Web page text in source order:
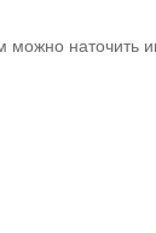
наточить